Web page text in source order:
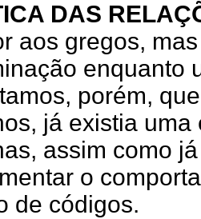
DAS
aos gregos,
enquanto
porém,
já existia
assim como
o
de códigos.